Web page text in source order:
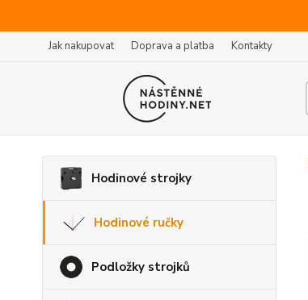
Jak nakupovat Doprava a platba Kontakty
Hodinové strojky
Hodinové ručky
Podložky strojků